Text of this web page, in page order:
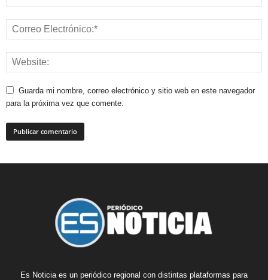
Guarda mi nombre, correo electrónico y sitio web en este navegador
para la próxima vez que comente.
Es Noticia es un periódico regional con distintas plataformas para